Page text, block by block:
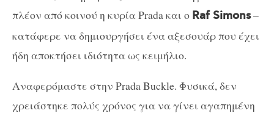
πλέον από κοινού η κυρία Prada και ο Raf Simons–
κατάφερε να δημιουργήσει ένα αξεσουάρ που έχει
ήδη αποκτήσει ιδιότητα ως κειμήλιο.
Αναφερόμαστε στην Prada Buckle. Φυσικά, δεν
χρειάστηκε πολύς χρόνος για να γίνει αγαπημένη